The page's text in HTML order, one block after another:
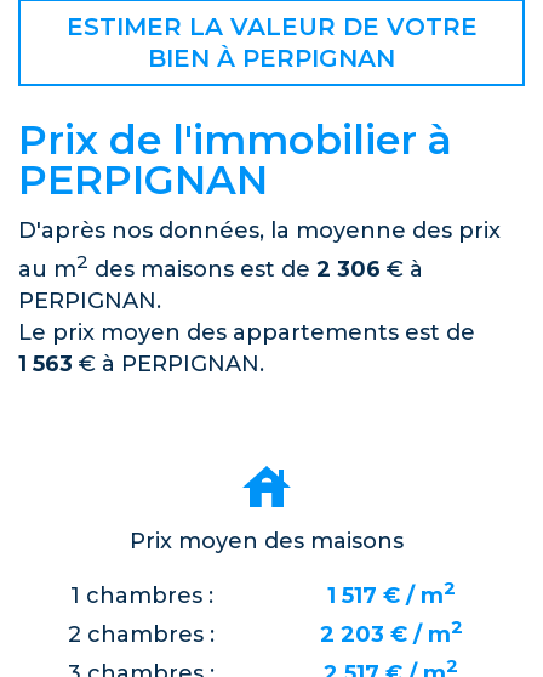
ESTIMER LA VALEUR DE VOTRE
BIEN À PERPIGNAN
Prix de l'immobilier à
PERPIGNAN
D'après nos données, la moyenne des prix
au m2 des maisons est de 2 306 € à
PERPIGNAN.
Le prix moyen des appartements est de
1 563 € à PERPIGNAN.
Prix moyen des maisons
1 chambres : 1 517 € / m2
2 chambres : 2 203 € / m2
2